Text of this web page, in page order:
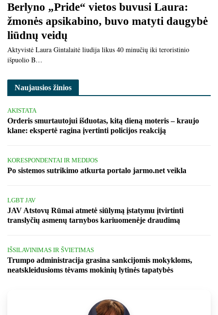
Berlyno „Pride“ vietos buvusi Laura:
žmonės apsikabino, buvo matyti daugybė
liūdnų veidų
Aktyvistė Laura Gintalaitė liudija likus 40 minučių iki teroristinio
išpuolio B…
Naujausios žinios
AKISTATA
Orderis smurtautojui išduotas, kitą dieną moteris – kraujo
klane: ekspertė ragina įvertinti policijos reakciją
KORESPONDENTAI IR MEDIJOS
Po sistemos sutrikimo atkurta portalo jarmo.net veikla
LGBT JAV
JAV Atstovų Rūmai atmetė siūlymą įstatymu įtvirtinti
translyčių asmenų tarnybos kariuomenėje draudimą
IŠSILAVINIMAS IR ŠVIETIMAS
Trumpo administracija grasina sankcijomis mokykloms,
neatskleidusioms tėvams mokinių lytinės tapatybės